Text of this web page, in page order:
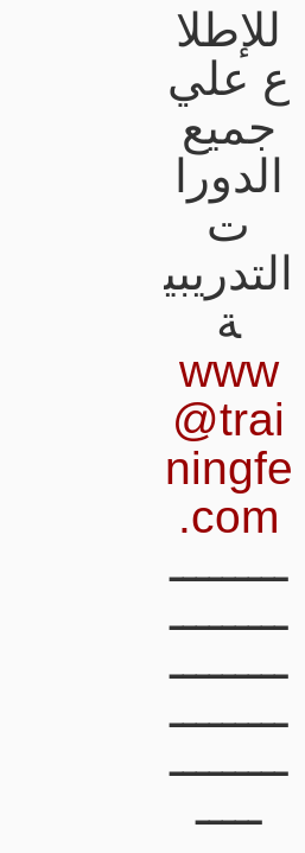
للإطلا
ع علي
جميع
الدورا
ت
التدريبي
ة
www
@trai
ningfe
.com
ـــــــــ
ـــــــــ
ـــــــــ
ـــــــــ
ـــــــــ
ـــــ